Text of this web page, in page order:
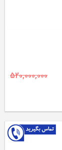
520,000,000